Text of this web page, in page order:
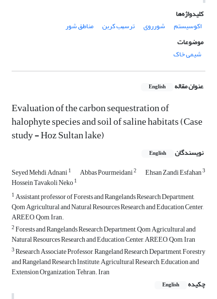
کلیدواژه‌ها
اکوسیستم
شورروی ﺗﺮﺳﻴﺐ ﻛﺮﺑﻦ
مناطق شور
موضوعات
شیمی خاک
عنوان مقاله English
Evaluation of the carbon sequestration of
halophyte species and soil of saline habitats (Case
study - Hoz Sultan lake)
نویسندگان English
Seyed Mehdi Adnani1 Abbas Pourmeidani2 Ehsan Zandi Esfahan3
Hossein Tavakoli Neko1
1Assistant professor of Forests and Rangelands Research Department,
Qom Agricultural and Natural Resources Research and Education Center,
AREEO, Qom, Iran.
2Forests and Rangelands Research Department, Qom Agricultural and
Natural Resources Research and Education Center, AREEO, Qom, Iran
3Research Associate Professor, Rangeland Research Department, Forestry
and Rangeland Research Institute, Agricultural Research, Education and
Extension Organization, Tehran. Iran
چکیده
English